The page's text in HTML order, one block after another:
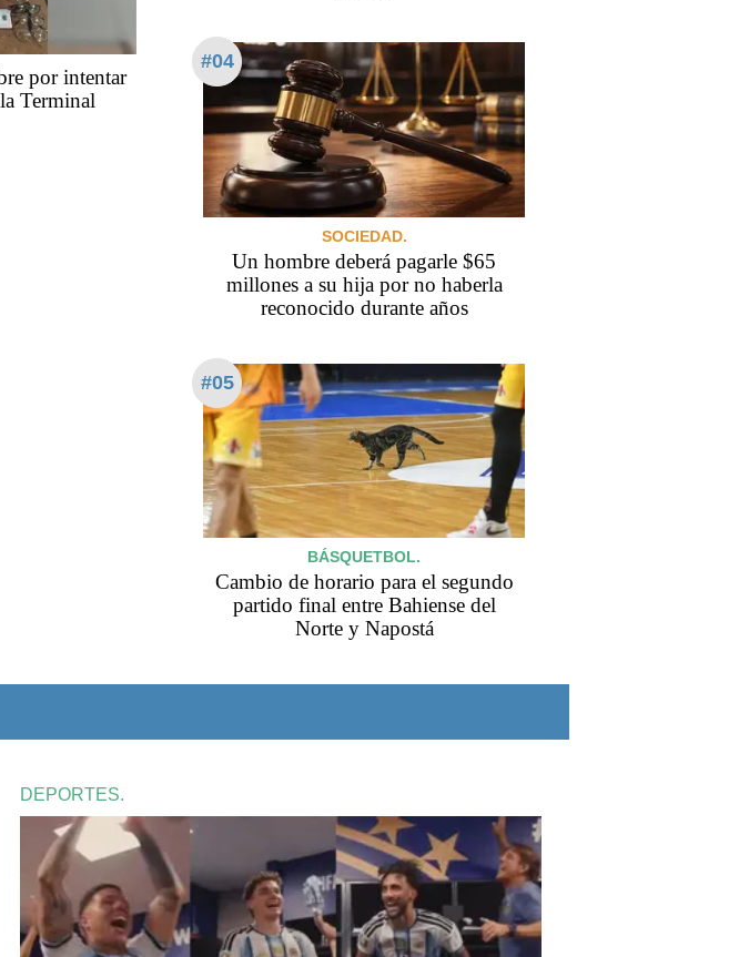
por intentar
Terminal
#04
SOCIEDAD.
Un hombre deberá pagarle $65
millones a su hija por no haberla
reconocido durante años
#05
BÁSQUETBOL.
Cambio de horario para el segundo
partido final entre Bahiense del
Norte y Napostá
DEPORTES.